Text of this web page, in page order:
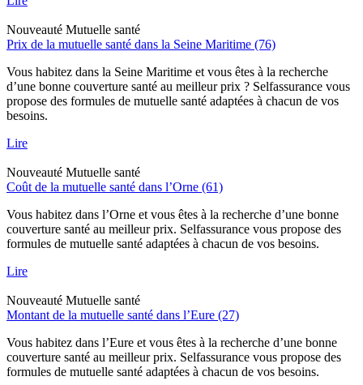
Nouveauté Mutuelle santé
Prix de la mutuelle santé dans la Seine Maritime (76)
Vous habitez dans la Seine Maritime et vous êtes à la recherche
d’une bonne couverture santé au meilleur prix ? Selfassurance vous
propose des formules de mutuelle santé adaptées à chacun de vos
besoins.
Lire
Nouveauté Mutuelle santé
Coût de la mutuelle santé dans l’Orne (61)
Vous habitez dans l’Orne et vous êtes à la recherche d’une bonne
couverture santé au meilleur prix. Selfassurance vous propose des
formules de mutuelle santé adaptées à chacun de vos besoins.
Lire
Nouveauté Mutuelle santé
Montant de la mutuelle santé dans l’Eure (27)
Vous habitez dans l’Eure et vous êtes à la recherche d’une bonne
couverture santé au meilleur prix. Selfassurance vous propose des
formules de mutuelle santé adaptées à chacun de vos besoins.